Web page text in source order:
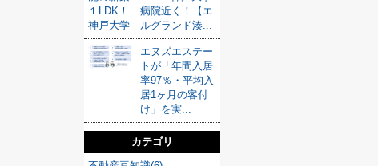
病院近く！【エ
ルグランド湊...
エヌズエステー
トが「年間入居
率97％・平均入
居1ヶ月の客付
け」を実...
カテゴリ